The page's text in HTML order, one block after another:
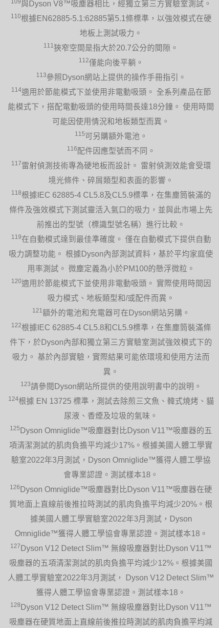
109與Dyson V8™吸塵器相比，經獨立第三方實驗室測試。
110根據EN62885-5.1:62885第5.1條標準，以強效模式在硬
地板上測試吸力。
111 狹窄空間是指大於20.7公分的間隙。
112僅能向後平躺。
113參照Dyson網站上提供的操作手冊指引。
114適用於節能模式下並使用非電動吸頭。 全系列產品在節
能模式下，搭配電動吸頭的使用時間長達18分鐘。 使用時間
可能因使用情況和地板類型而異。
115可另購額外電池。
116配件因應型號而不同。
117雷射偵測技術專為硬地板而設計。 雷射偵測效能會受環
境光條件、碎屑類型和表面的影響。
118根據IEC 62885-4 CL5.8及CL5.9標準，在集塵筒裝滿的
條件及強效模式下測試靈活入氣口的吸力，並與此市場上先
前推出的型號（標識型號名稱）進行比較。
119在自動模式達到最佳準確度。 僅在自動模式下提供自動
吸力調整功能。 根據Dyson內部測試資料，基於平均家庭使
用率測試。 微塵定義為小於PM100的懸浮微粒。
120適用於節能模式下並使用非電動吸頭。 實際使用時間因
吸力模式、地板類型和/或配件而異。
121 額外的電池和充電器可在Dyson網站另購。
122根據IEC 62885-4 CL5.8和CL5.9標準，在集塵筒裝滿條
件下，於Dyson內部和獨立第三方實驗室測試強效模式下的
吸力。 基於內部實驗，實際結果可能依環境和使用方法而
異。
123請參閱Dyson網站所提供的使用說明書中的說明。
124根據 EN 13725 標準，測試去除煎三文魚、韓式燒烤、貓
尿液、香煙及垃圾的氣味。
125 Dyson Omniglide™吸塵器對比Dyson V11™吸塵器的五
項清潔測試的肌肉負擔平均減少17%。根據美國人體工學實
驗室2022年3月測試，Dyson Omniglide™獲得人體工學協
會專業認證。測試樣本18。
126 Dyson Omniglide™吸塵器對比Dyson V11™吸塵器在硬
質地面上直線前後推拉時測試的肌肉負擔平均減少20%。根
據美國人體工學實驗室2022年3月測試，Dyson
Omniglide™獲得人體工學協會專業認證。測試樣本18。
127 Dyson V12 Detect Slim™ 無線吸塵器對比Dyson V11™
吸塵器的五項清潔測試的肌肉負擔平均減少12%。根據美國
人體工學實驗室2022年3月測試， Dyson V12 Detect Slim™
獲得人體工學協會專業認證。測試樣本18。
128 Dyson V12 Detect Slim™ 無線吸塵器對比Dyson V11™
吸塵器在硬質地面上直線前後推拉時測試的肌肉負擔平均減